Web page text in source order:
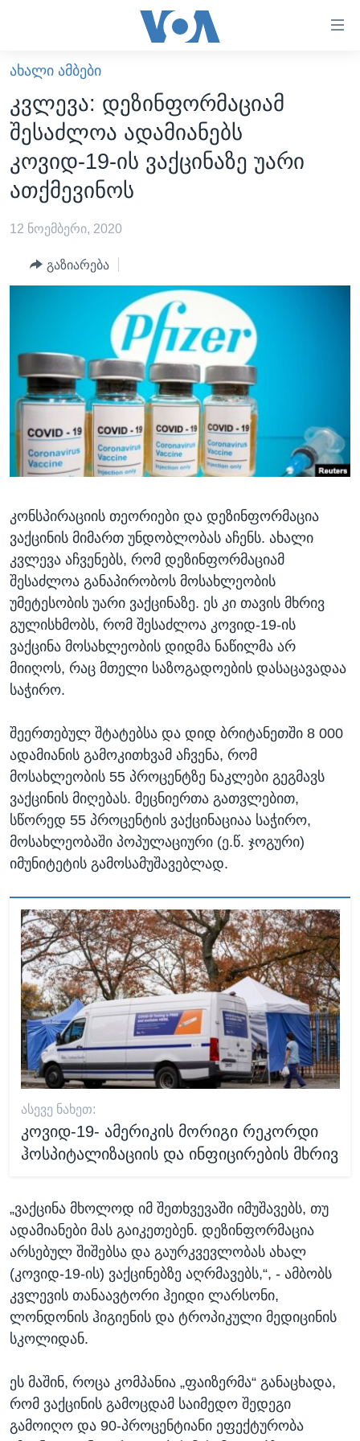
ხელმისაწვდომობისთვის
გადადით
გადადით
მთავარ
ნავიგაციაზე
გადადით
ძიებაზე
ᲐᲮᲐᲚᲘ ᲐᲛᲑᲔᲑᲘ
ᲡᲐᲥᲐᲠᲗᲕᲔᲚᲝ
ᲐᲨᲨ
ᲐᲨᲨ-ᲘᲡ ᲐᲠᲩᲔᲕᲜᲔᲑᲘ 2024
ᲛᲡᲝᲤᲚᲘᲝ
ᲕᲘᲓᲔᲝᲔᲑᲘ
ᲒᲐᲓᲐᲪᲔᲛᲔᲑᲘ
ᲕᲐᲨᲘᲜᲒᲢᲝᲜᲘ ᲓᲦᲔᲡ
ᲮᲔᲓᲕᲐ ᲕᲐᲨᲘᲜᲒᲢᲝᲜᲘᲓᲐᲜ
ᲡᲢᲣᲓᲘᲐ ᲕᲐᲨᲘᲜᲒᲢᲝᲜᲘ
ᲡᲮᲕᲐ ᲡᲘᲐᲮᲚᲔᲔᲑᲘ
ᲔᲙᲝᲜᲝᲛᲘᲙᲐ
ᲯᲐᲜᲛᲠᲗᲔᲚᲝᲑᲐ
ᲛᲔᲪᲜᲘᲔᲠᲔᲑᲐ
ᲘᲜᲢᲔᲠᲕᲘᲣ
ᲒᲐᲚᲘᲚᲔᲝ
ᲓᲔᲖᲘᲜᲤᲝᲠᲛᲐᲪᲘᲐ
ᲠᲣᲡᲔᲗᲘᲡ ᲨᲔᲭᲠᲐ ᲣᲙᲠᲐᲘᲜᲐᲨᲘ
Learning English
ᲗᲕᲐᲚᲘ ᲒᲕᲐᲓᲔᲕᲜᲔᲗ
ენები
ᲐᲮᲐᲚᲘ ᲐᲛᲑᲔᲑᲘ
კვლევა: დეზინფორმაციამ
შესაძლოა ადამიანებს
კოვიდ-19-ის ვაქცინაზე უარი
ათქმევინოს
12 ნოემბერი, 2020
გაზიარება
კონსპირაციის თეორიები და დეზინფორმაცია
ვაქცინის მიმართ უნდობლობას აჩენს. ახალი
კვლევა აჩვენებს, რომ დეზინფორმაციამ
შესაძლოა განაპირობოს მოსახლეობის
უმეტესობის უარი ვაქცინაზე. ეს კი თავის მხრივ
გულისხმობს, რომ შესაძლოა კოვიდ-19-ის
ვაქცინა მოსახლეობის დიდმა ნაწილმა არ
მიიღოს, რაც მთელი საზოგადოების დასაცავადაა
საჭირო.
შეერთებულ შტატებსა და დიდ ბრიტანეთში 8 000
ადამიანის გამოკითხვამ აჩვენა, რომ
მოსახლეობის 55 პროცენტზე ნაკლები გეგმავს
ვაქცინის მიღებას. მეცნიერთა გათვლებით,
სწორედ 55 პროცენტის ვაქცინაციაა საჭირო,
მოსახლეობაში პოპულაციური (ე.წ. ჯოგური)
იმუნიტეტის გამოსამუშავებლად.
ᲐᲡᲔᲕᲔ ᲜᲐᲮᲔᲗ:
კოვიდ-19- ამერიკის მორიგი რეკორდი
ჰოსპიტალიზაციის და ინფიცირების მხრივ
„ვაქცინა მხოლოდ იმ შეთხვევაში იმუშავებს, თუ
ადამიანები მას გაიკეთებენ. დეზინფორმაცია
არსებულ შიშებსა და გაურკვევლობას ახალ
(კოვიდ-19-ის) ვაქცინებზე აღრმავებს,“, - ამბობს
კვლევის თანაავტორი ჰეიდი ლარსონი,
ლონდონის ჰიგიენის და ტროპიკული მედიცინის
სკოლიდან.
ეს მაშინ, როცა კომპანია „ფაიზერმა“ განაცხადა,
რომ ვაქცინის გამოცდამ საიმედო შედეგი
გამოიღო და 90-პროცენტიანი ეფექტურობა